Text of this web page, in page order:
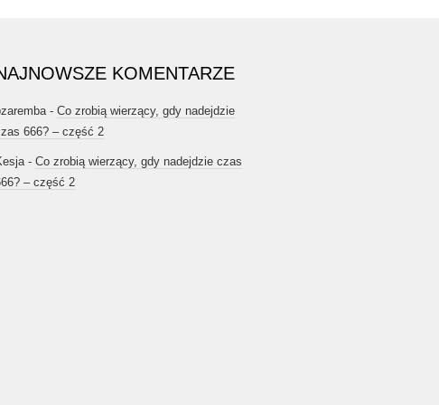
KOMENTARZE
- Co zrobią wierzący, gdy nadejdzie
666? – część 2
- Co zrobią wierzący, gdy nadejdzie czas
– część 2